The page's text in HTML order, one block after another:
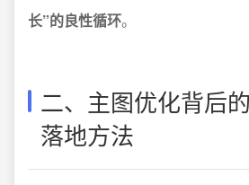
长”的良性循环。
二、主图优化背后
落地方法